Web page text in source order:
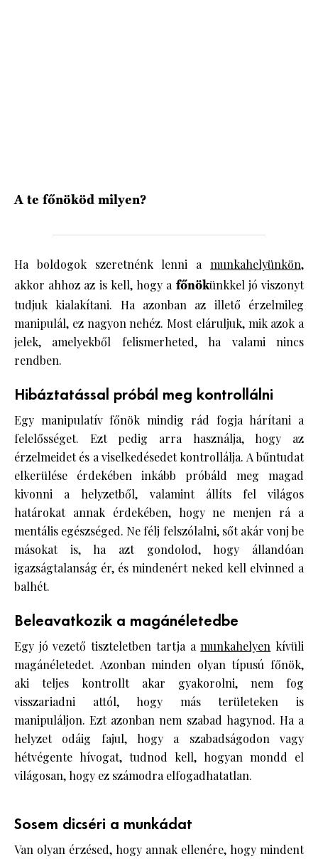
A te főnököd milyen?
Ha boldogok szeretnénk lenni a munkahelyünkön,
akkor ahhoz az is kell, hogy a főnökünkkel jó viszonyt
tudjuk kialakítani. Ha azonban az illető érzelmileg
manipulál, ez nagyon nehéz. Most eláruljuk, mik azok a
jelek, amelyekből felismerheted, ha valami nincs
rendben.
Hibáztatással próbál meg kontrollálni
Egy manipulatív főnök mindig rád fogja hárítani a
felelősséget. Ezt pedig arra használja, hogy az
érzelmeidet és a viselkedésedet kontrollálja. A bűntudat
elkerülése érdekében inkább próbáld meg magad
kivonni a helyzetből, valamint állíts fel világos
határokat annak érdekében, hogy ne menjen rá a
mentális egészséged. Ne félj felszólalni, sőt akár vonj be
másokat is, ha azt gondolod, hogy állandóan
igazságtalanság ér, és mindenért neked kell elvinned a
balhét.
Beleavatkozik a magánéletedbe
Egy jó vezető tiszteletben tartja amunkahelyen kívüli
magánéletedet. Azonban minden olyan típusú főnök,
aki teljes kontrollt akar gyakorolni, nem fog
visszariadni attól, hogy más területeken is
manipuláljon. Ezt azonban nem szabad hagynod. Ha a
helyzet odáig fajul, hogy a szabadságodon vagy
hétvégente hívogat, tudnod kell, hogyan mondd el
világosan, hogy ez számodra elfogadhatatlan.
Sosem dicséri a munkádat
Van olyan érzésed, hogy annak ellenére, hogy mindent